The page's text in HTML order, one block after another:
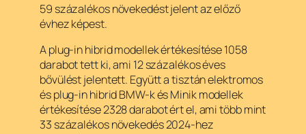
59 százalékos növekedést jelent az előző
évhez képest.
A plug-in hibrid modellek értékesítése 1058
darabot tett ki, ami 12 százalékos éves
bővülést jelentett. Együtt a tisztán elektromos
és plug-in hibrid BMW-k és Minik modellek
értékesítése 2328 darabot ért el, ami több mint
33 százalékos növekedés 2024-hez